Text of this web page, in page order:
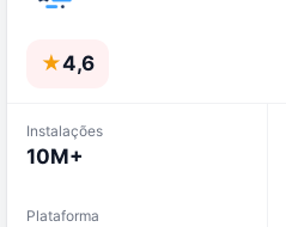
★4,6
Instalações
10M+
Plataforma